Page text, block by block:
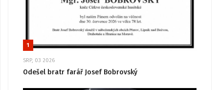
1
SRP, 03 2026
Odešel bratr farář Josef Bobrovský